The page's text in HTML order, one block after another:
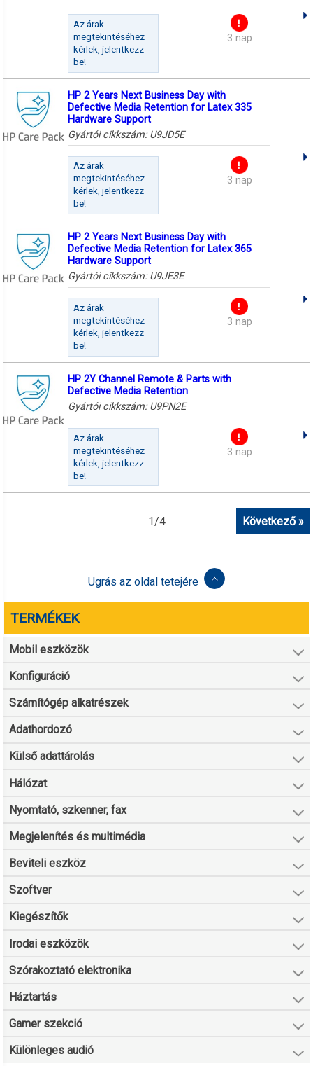
Az árak
megtekintéséhez
kérlek, jelentkezz
be!
3 nap
HP 2 Years Next Business Day with
Defective Media Retention for Latex 335
Hardware Support
Gyártói cikkszám: U9JD5E
Az árak
megtekintéséhez
kérlek, jelentkezz
be!
3 nap
HP 2 Years Next Business Day with
Defective Media Retention for Latex 365
Hardware Support
Gyártói cikkszám: U9JE3E
Az árak
megtekintéséhez
kérlek, jelentkezz
be!
3 nap
HP 2Y Channel Remote & Parts with
Defective Media Retention
Gyártói cikkszám: U9PN2E
Az árak
megtekintéséhez
kérlek, jelentkezz
be!
3 nap
1/4 Következő »
Ugrás az oldal tetejére
TERMÉKEK
Mobil eszközök
Konfiguráció
Számítógép alkatrészek
Adathordozó
Külső adattárolás
Hálózat
Nyomtató, szkenner, fax
Megjelenítés és multimédia
Beviteli eszköz
Szoftver
Kiegészítők
Irodai eszközök
Szórakoztató elektronika
Háztartás
Gamer szekció
Különleges audió